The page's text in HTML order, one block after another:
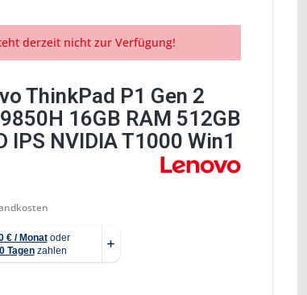
derzeit nicht zur Verfügung!
ThinkPad P1 Gen 2
16GB RAM 512GB
IPS NVIDIA T1000 Win1